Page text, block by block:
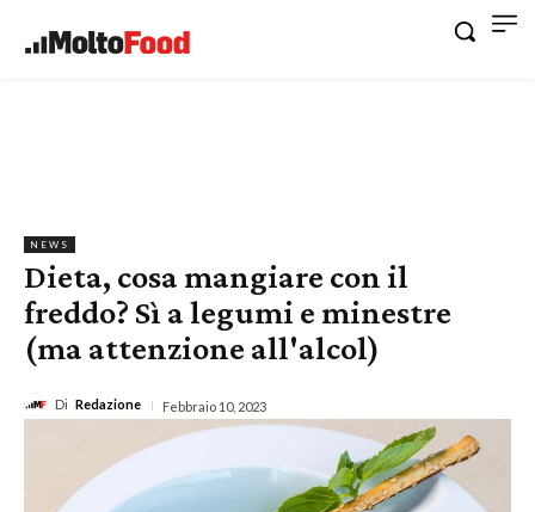
NEWS
Dieta, cosa mangiare con il
freddo? Sì a legumi e minestre
(ma attenzione all'alcol)
Di Redazione Febbraio 10, 2023